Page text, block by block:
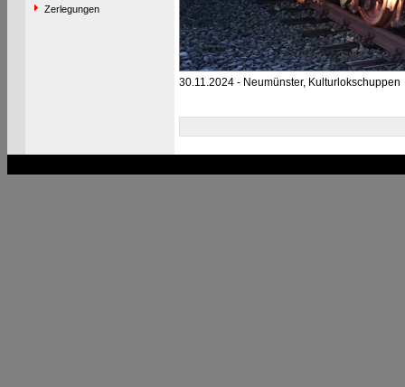
Zerlegungen
30.11.2024 - Neumünster, Kulturlokschuppen